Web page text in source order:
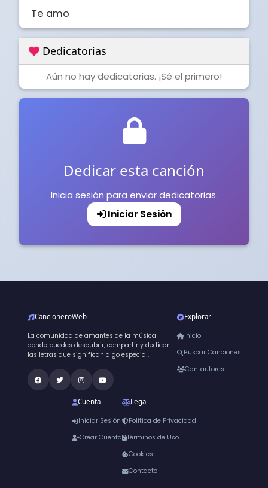
Te amo
Dedicatorias
Aún no hay dedicatorias. ¡Sé el primero!
Dedicar esta canción
Inicia sesión para enviar dedicatorias.
Iniciar Sesión
CancioneroWeb
La comunidad de amantes de la música
donde puedes descubrir, compartir y dedicar
las letras que significan algo especial.
Explorar
Inicio
Buscar Canciones
Cantautores
Cuenta
Iniciar Sesión
Crear Cuenta
Legal
Política de Privacidad
Términos de Uso
Cookies
Contacto